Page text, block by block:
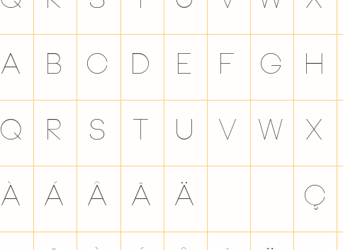
a b c d e f g h
q r s t u v w x
À Á Â Ã Ä Ç